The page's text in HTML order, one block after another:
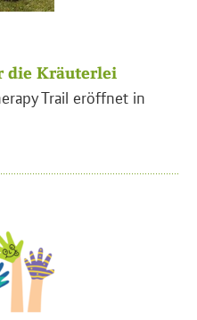
die Kräuterlei
Trail eröffnet in